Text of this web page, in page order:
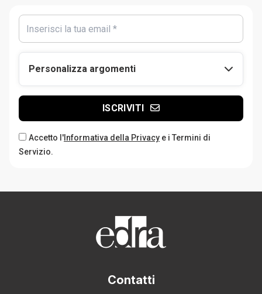
Personalizza argomenti
ISCRIVITI
Accetto l' Informativa della Privacy e i Termini di
Servizio.
Contatti